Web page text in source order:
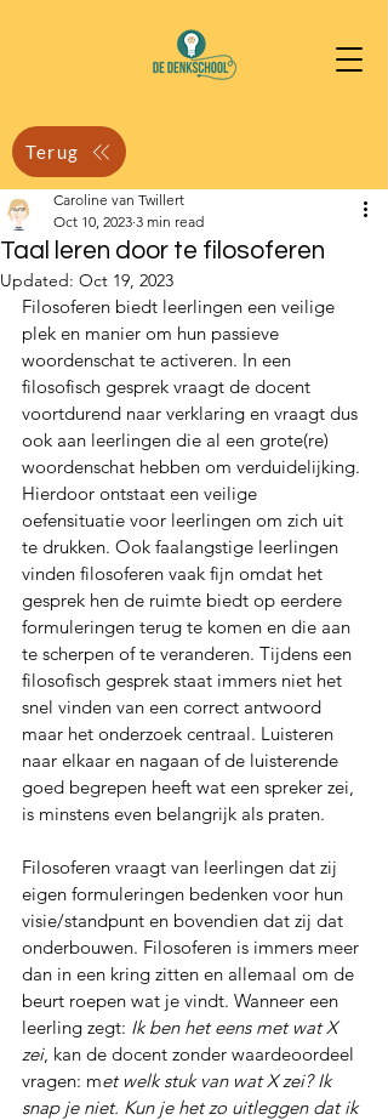
Terug
Taal leren door te filosoferen
Caroline van Twillert
Oct 10, 2023 3 min read
Updated: Oct 19, 2023
Filosoferen biedt leerlingen een veilige
plek en manier om hun passieve
woordenschat te activeren. In een
filosofisch gesprek vraagt de docent
voortdurend naar verklaring en vraagt dus
ook aan leerlingen die al een grote(re)
woordenschat hebben om verduidelijking.
Hierdoor ontstaat een veilige
oefensituatie voor leerlingen om zich uit
te drukken. Ook faalangstige leerlingen
vinden filosoferen vaak fijn omdat het
gesprek hen de ruimte biedt op eerdere
formuleringen terug te komen en die aan
te scherpen of te veranderen. Tijdens een
filosofisch gesprek staat immers niet het
snel vinden van een correct antwoord
maar het onderzoek centraal. Luisteren
naar elkaar en nagaan of de luisterende
goed begrepen heeft wat een spreker zei,
is minstens even belangrijk als praten.
Filosoferen vraagt van leerlingen dat zij
eigen formuleringen bedenken voor hun
visie/standpunt en bovendien dat zij dat
onderbouwen. Filosoferen is immers meer
dan in een kring zitten en allemaal om de
beurt roepen wat je vindt. Wanneer een
leerling zegt: Ik ben het eens met wat X
zei, kan de docent zonder waardeoordeel
vragen: met welk stuk van wat X zei? Ik
snap je niet. Kun je het zo uitleggen dat ik